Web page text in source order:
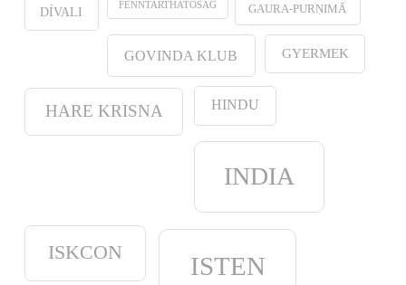
DÍVALI FENNTARTHATÓSÁG GAURA-PURṆIMĀ
GOVINDA KLUB GYERMEK
HARE KRISNA HINDU
INDIA
ISKCON ISTEN